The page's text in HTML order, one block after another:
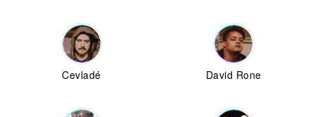
Cevladé David Rone